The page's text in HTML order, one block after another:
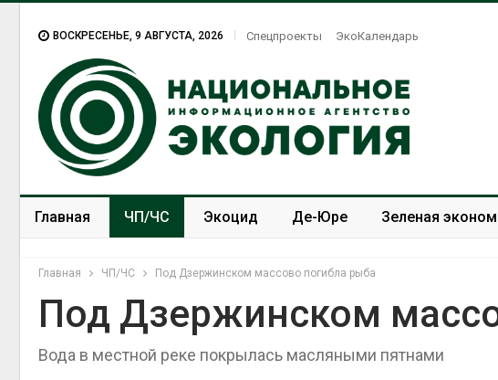
ВОСКРЕСЕНЬЕ, 9 АВГУСТА, 2026 Спецпроекты ЭкоКалендарь
Главная ЧП/ЧС Экоцид Де-Юре Зеленая
Главная ЧП/ЧС Под Дзержинском массово погибла рыба
Под Дзержинском
Вода в местной реке покрылась масляными пятнами